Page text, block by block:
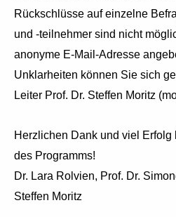
Rückschlüsse auf einzelne
und -teilnehmer sind nicht
anonyme E-Mail-Adresse
Unklarheiten können Sie sich
Leiter Prof. Dr. Steffen Moritz
Herzlichen Dank und viel Erfolg
des Programms!
Dr. Lara Rolvien, Prof. Dr.
Steffen Moritz